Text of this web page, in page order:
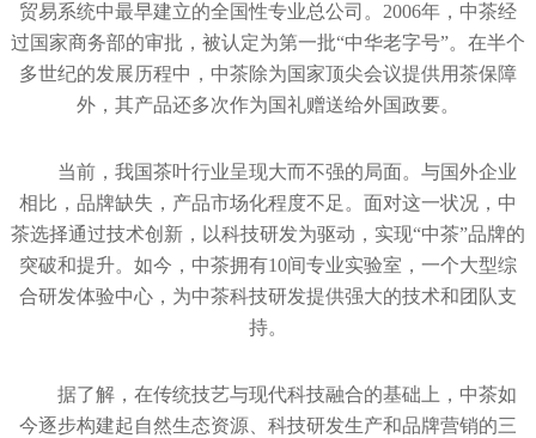
贸易系统中最早建立的全国性专业总公司。2006年，中茶经
过国家商务部的审批，被认定为第一批“中华老字号”。在半个
多世纪的发展历程中，中茶除为国家顶尖会议提供用茶保障
外，其产品还多次作为国礼赠送给外国政要。
当前，我国茶叶行业呈现大而不强的局面。与国外企业
相比，品牌缺失，产品市场化程度不足。面对这一状况，中
茶选择通过技术创新，以科技研发为驱动，实现“中茶”品牌的
突破和提升。如今，中茶拥有10间专业实验室，一个大型综
合研发体验中心，为中茶科技研发提供强大的技术和团队支
持。
据了解，在传统技艺与现代科技融合的基础上，中茶如
今逐步构建起自然生态资源、科技研发生产和品牌营销的三